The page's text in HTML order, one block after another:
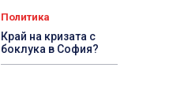
Политика
Край на кризата с
боклука в София?